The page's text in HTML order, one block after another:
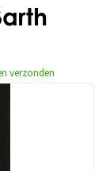
verzonden